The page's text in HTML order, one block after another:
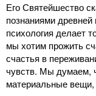
Его Святейшество
познаниями древней
психология делает
мы хотим прожить
счастья в
чувств. Мы думаем,
материальные